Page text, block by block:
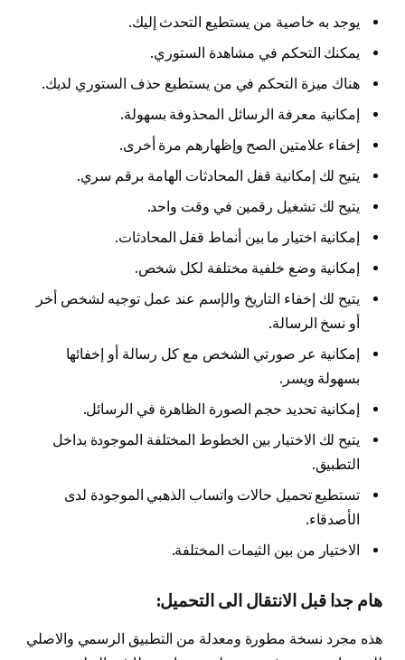
يوجد به خاصية من يستطيع التحدث إليك.
يمكنك التحكم في مشاهدة الستوري.
هناك ميزة التحكم في من يستطيع حذف الستوري لديك.
إمكانية معرفة الرسائل المحذوفة بسهولة.
إخفاء علامتين الصح وإظهارهم مرة أخرى.
يتيح لك إمكانية قفل المحادثات الهامة برقم سري.
يتيح لك تشغيل رقمين في وقت واحد.
إمكانية اختيار ما بين أنماط قفل المحادثات.
إمكانية وضع خلفية مختلفة لكل شخص.
يتيح لك إخفاء التاريخ والإسم عند عمل توجيه لشخص أخر
أو نسخ الرسالة.
إمكانية عر صورتي الشخص مع كل رسالة أو إخفائها
بسهولة ويسر.
إمكانية تحديد حجم الصورة الظاهرة في الرسائل.
يتيح لك الاختيار بين الخطوط المختلفة الموجودة بداخل
التطبيق.
تستطيع تحميل حالات واتساب الذهبي الموجودة لدى
الأصدقاء.
الاختيار من بين الثيمات المختلفة.
هام جدا قبل الانتقال الى التحميل:
هذه مجرد نسخة مطورة ومعدلة من التطبيق الرسمي والاصلي